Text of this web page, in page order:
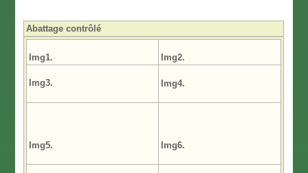
Abattage contrôlé
Img1. Img2.
Img3. Img4.
Img5. Img6.